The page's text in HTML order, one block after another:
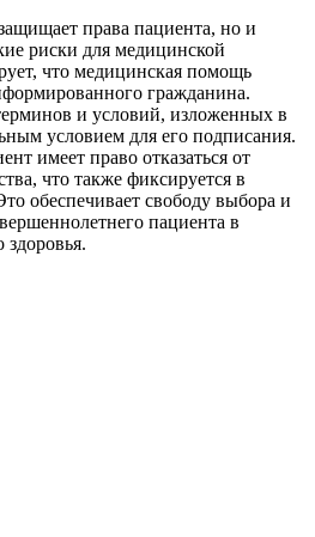
права пациента, но и
риски для медицинской
что медицинская помощь
гражданина.
и условий, изложенных в
условием для его подписания.
имеет право отказаться от
что также фиксируется в
обеспечивает свободу выбора и
пациента в
здоровья.